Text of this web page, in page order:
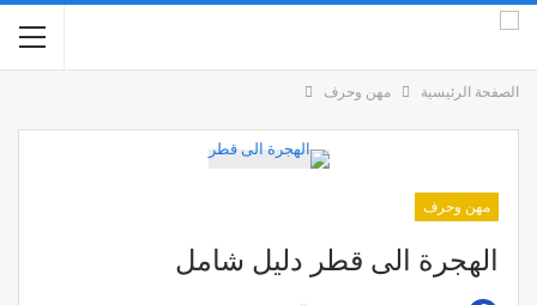
الصفحة الرئيسية مهن وحرف
مهن وحرف
الهجرة الى قطر دليل شامل